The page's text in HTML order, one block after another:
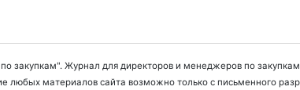
закупкам". Журнал для директоров и менеджеров по
любых материалов сайта возможно только с письменного